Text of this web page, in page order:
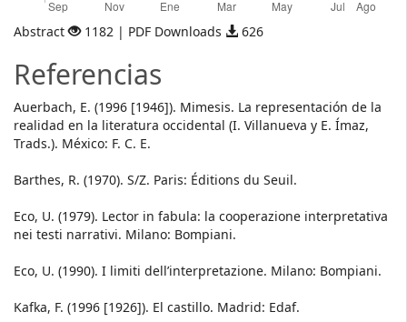
Abstract 1182 | PDF Downloads 626
Referencias
Auerbach, E. (1996 [1946]). Mimesis. La representación de la
realidad en la literatura occidental (I. Villanueva y E. Ímaz,
Trads.). México: F. C. E.
Barthes, R. (1970). S/Z. Paris: Éditions du Seuil.
Eco, U. (1979). Lector in fabula: la cooperazione interpretativa
nei testi narrativi. Milano: Bompiani.
Eco, U. (1990). I limiti dell’interpretazione. Milano: Bompiani.
Kafka, F. (1996 [1926]). El castillo. Madrid: Edaf.